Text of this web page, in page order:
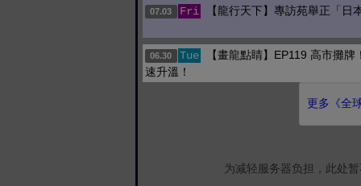
07.03 Fri 【龍行天下】專訪苑舉正「日
06.30 Tue
【畫龍點睛】EP119 高市攤牌
速升溫！
更多《全
为减轻服务器负担，此处